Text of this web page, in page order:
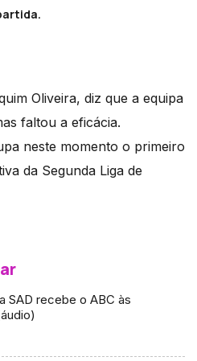
Oliveira, diz que a equipa
faltou a eficácia.
neste momento o primeiro
da Segunda Liga de
SAD recebe o ABC às